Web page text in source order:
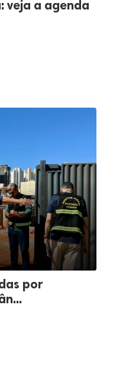
veja a agenda
por